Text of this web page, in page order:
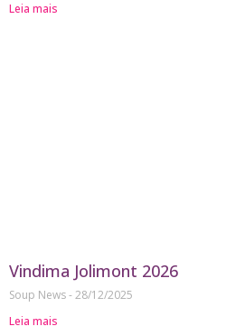
Leia mais
Vindima Jolimont 2026
Soup News 28/12/2025
Leia mais